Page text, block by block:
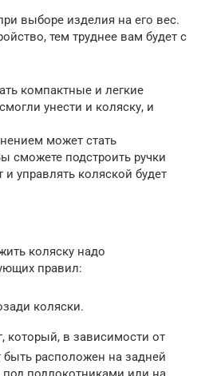
выборе изделия на его вес.
тем труднее вам будет с
компактные и легкие
унести и коляску, и
может стать
сможете подстроить ручки
управлять коляской будет
коляску надо
правил:
коляски.
который, в зависимости от
расположен на задней